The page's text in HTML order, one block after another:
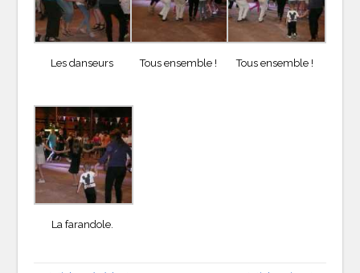
Les danseurs Tous ensemble ! Tous ensemble !
La farandole.